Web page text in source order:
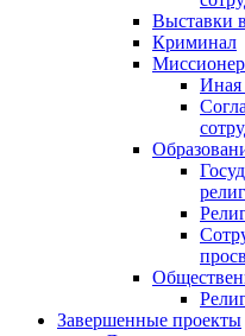
Выставки
Криминал
Иная
Завершенные проекты